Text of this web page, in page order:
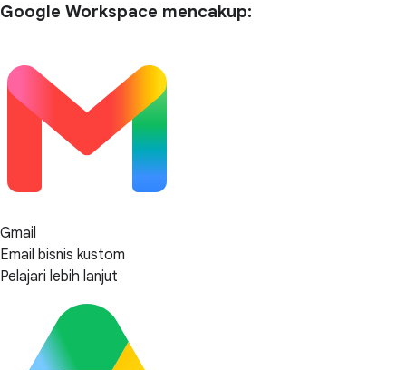
Google Workspace mencakup:
Gmail
Email bisnis kustom
Pelajari lebih lanjut